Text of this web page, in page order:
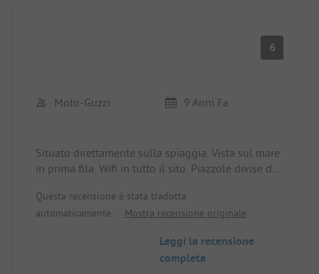
6
Moto-Guzzi 9 Anni Fa
Situato direttamente sulla spiaggia. Vista sul mare
in prima fila. Wifi in tutto il sito. Piazzole divise da
regolabile. Strade di accesso strette.
Questa recensione è stata tradotta
automaticamente.
Mostra recensione originale
Leggi la recensione
completa